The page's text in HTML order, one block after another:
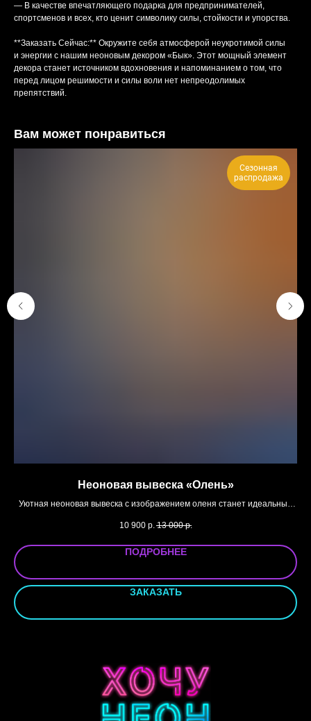
— В качестве впечатляющего подарка для предпринимателей,
спортсменов и всех, кто ценит символику силы, стойкости и упорства.
**Заказать Сейчас:** Окружите себя атмосферой неукротимой силы
и энергии с нашим неоновым декором «Бык». Этот мощный элемент
декора станет источником вдохновения и напоминанием о том, что
перед лицом решимости и силы воли нет непреодолимых
препятствий.
Вам может понравиться
Сезонная
распродажа
Неоновая вывеска «Олень»
Уютная неоновая вывеска с изображением оленя станет идеальным
рустик.
10 900 р. 13 000 р.
ПОДРОБНЕЕ
ЗАКАЗАТЬ